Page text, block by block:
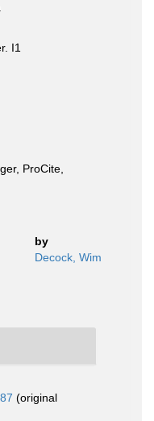
I1
ProCite,
by
Decock, Wim
(original